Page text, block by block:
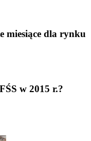
miesiące dla rynku
w 2015 r.?